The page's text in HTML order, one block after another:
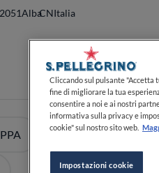
AlbaCNItalia
+39 0173 33994
Cliccando sul pulsante "Accetta
fine di migliorare la tua
consentire a noi e ai nostri
informativa sulla privacy e
cookie" sul nostro sito web.
Impostazioni cookie